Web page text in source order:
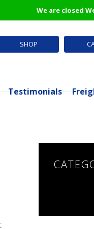
We are closed
SHOP
Testimonials